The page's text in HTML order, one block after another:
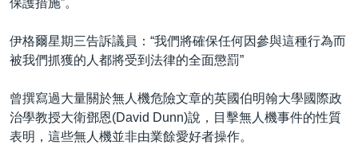
伊格爾星期三告訴議員：“我們將確保任何因參與這種行為而
被我們抓獲的人都將受到法律的全面懲罰”
曾撰寫過大量關於無人機危險文章的英國伯明翰大學國際政
治學教授大衛鄧恩(David Dunn)說，目擊無人機事件的性質
表明，這些無人機並非由業餘愛好者操作。